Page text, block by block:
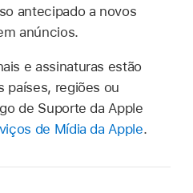
antecipado a novos
anúncios.
e assinaturas estão
países, regiões ou
de Suporte da Apple
de Mídia da Apple.